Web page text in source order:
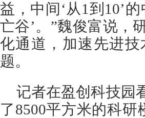
益，中间‘从1到10’
亡谷’。”魏俊富说，
化通道，加速先进
题。
记者在盈创科技园
了8500平方米的科